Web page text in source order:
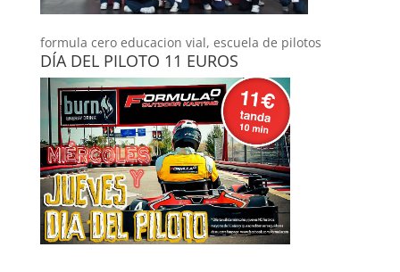
formula cero educacion vial, escuela de pilotos
DÍA DEL PILOTO 11 EUROS